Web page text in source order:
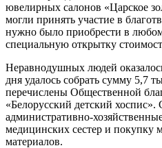
ювелирных салонов «Царское
могли принять участие в
нужно было приобрести в любом
специальную открытку
Неравнодушных людей
дня удалось собрать сумму 5,7
перечислены Общественной
«Белорусский детский
административно-
медицинских сестер и покупку
материалов.